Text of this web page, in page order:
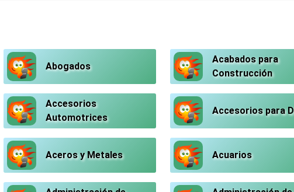
Abogados
Acabados para
Construcción
Accesorios
Automotrices
Accesorios para
Aceros y Metales Acuarios